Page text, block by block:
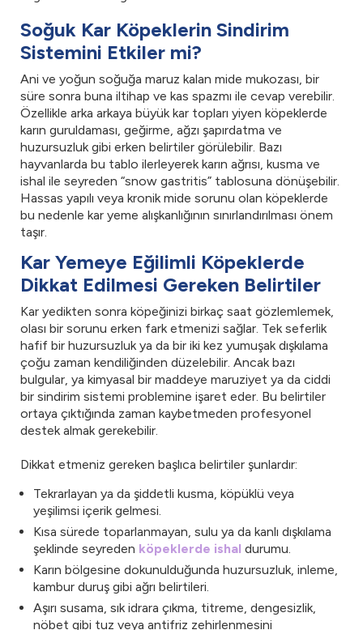
Soğuk Kar Köpeklerin Sindirim
Sistemini Etkiler mi?
Ani ve yoğun soğuğa maruz kalan mide mukozası, bir
süre sonra buna iltihap ve kas spazmı ile cevap verebilir.
Özellikle arka arkaya büyük kar topları yiyen köpeklerde
karın guruldaması, geğirme, ağzı şapırdatma ve
huzursuzluk gibi erken belirtiler görülebilir. Bazı
hayvanlarda bu tablo ilerleyerek karın ağrısı, kusma ve
ishal ile seyreden “snow gastritis” tablosuna dönüşebilir.
Hassas yapılı veya kronik mide sorunu olan köpeklerde
bu nedenle kar yeme alışkanlığının sınırlandırılması önem
taşır.
Kar Yemeye Eğilimli Köpeklerde
Dikkat Edilmesi Gereken Belirtiler
Kar yedikten sonra köpeğinizi birkaç saat gözlemlemek,
olası bir sorunu erken fark etmenizi sağlar. Tek seferlik
hafif bir huzursuzluk ya da bir iki kez yumuşak dışkılama
çoğu zaman kendiliğinden düzelebilir. Ancak bazı
bulgular, ya kimyasal bir maddeye maruziyet ya da ciddi
bir sindirim sistemi problemine işaret eder. Bu belirtiler
ortaya çıktığında zaman kaybetmeden profesyonel
destek almak gerekebilir.
Dikkat etmeniz gereken başlıca belirtiler şunlardır:
Tekrarlayan ya da şiddetli kusma, köpüklü veya
yeşilimsi içerik gelmesi.
Kısa sürede toparlanmayan, sulu ya da kanlı dışkılama
şeklinde seyreden köpeklerde ishal durumu.
Karın bölgesine dokunulduğunda huzursuzluk, inleme,
kambur duruş gibi ağrı belirtileri.
Aşırı susama, sık idrara çıkma, titreme, dengesizlik,
nöbet gibi tuz veya antifriz zehirlenmesini